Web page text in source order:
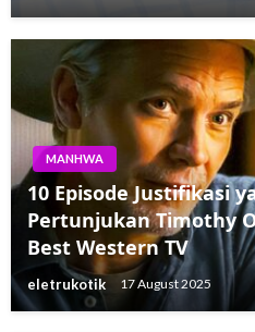
MANHWA
10 Episode Justifikasi
Pertunjukan Timothy
Best Western TV
eletrukotik 17 August 2025